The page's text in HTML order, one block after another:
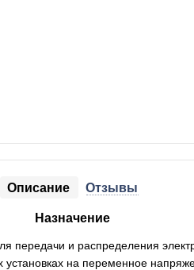
Описание Отзывы
Назначение
передачи и распределения
установках на переменное